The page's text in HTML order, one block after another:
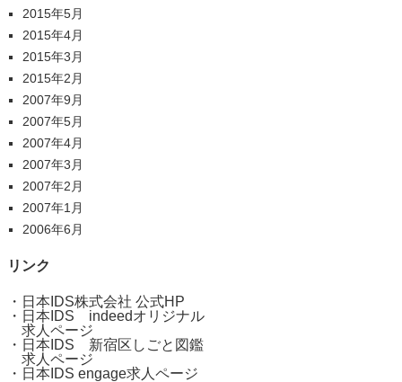
2015年5月
2015年4月
2015年3月
2015年2月
2007年9月
2007年5月
2007年4月
2007年3月
2007年2月
2007年1月
2006年6月
リンク
・ 日本IDS株式会社 公式HP
・ 日本IDS indeedオリジナル
求人ページ
・ 日本IDS 新宿区しごと図鑑
求人ページ
・ 日本IDS engage求人ページ